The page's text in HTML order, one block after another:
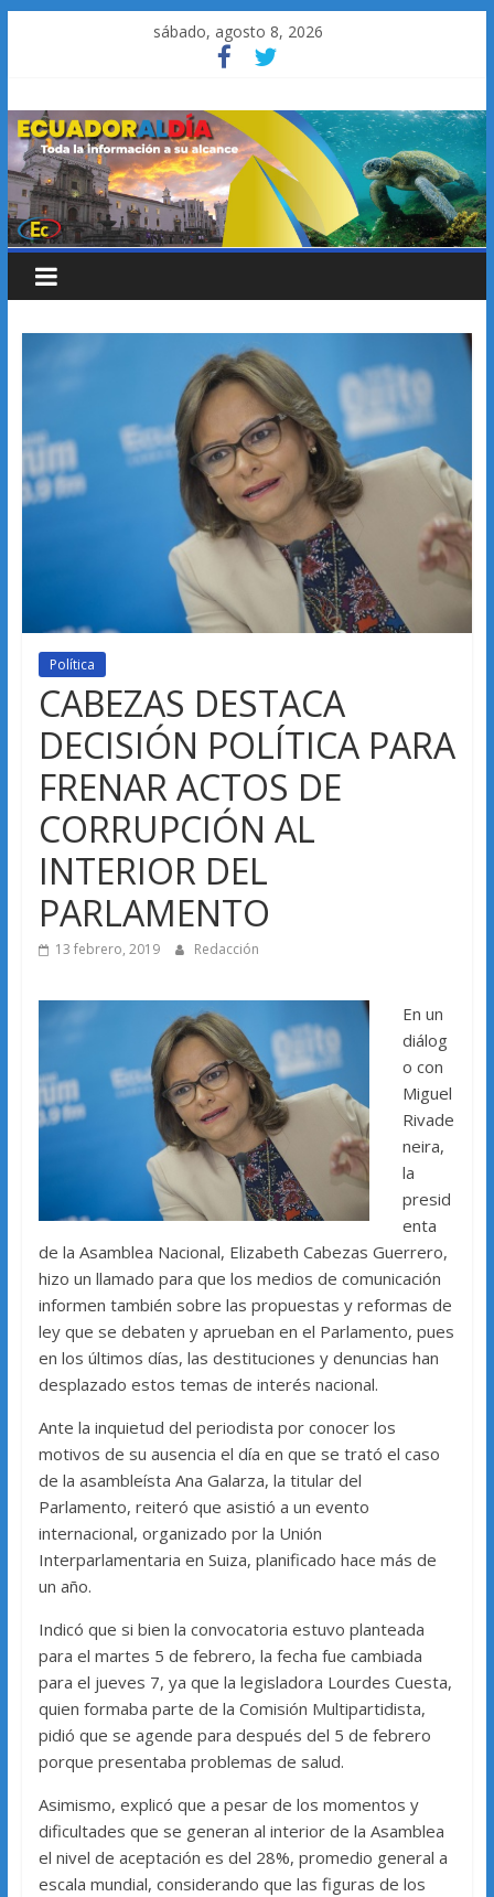
sábado, agosto 8, 2026
Política
CABEZAS DESTACA
DECISIÓN POLÍTICA PARA
FRENAR ACTOS DE
CORRUPCIÓN AL
INTERIOR DEL
PARLAMENTO
13 febrero, 2019 Redacción
En un
diálog
o con
Miguel
Rivade
neira,
la
presid
enta
de la Asamblea Nacional, Elizabeth Cabezas Guerrero,
hizo un llamado para que los medios de comunicación
informen también sobre las propuestas y reformas de
ley que se debaten y aprueban en el Parlamento, pues
en los últimos días, las destituciones y denuncias han
desplazado estos temas de interés nacional.
Ante la inquietud del periodista por conocer los
motivos de su ausencia el día en que se trató el caso
de la asambleísta Ana Galarza, la titular del
Parlamento, reiteró que asistió a un evento
internacional, organizado por la Unión
Interparlamentaria en Suiza, planificado hace más de
un año.
Indicó que si bien la convocatoria estuvo planteada
para el martes 5 de febrero, la fecha fue cambiada
para el jueves 7, ya que la legisladora Lourdes Cuesta,
quien formaba parte de la Comisión Multipartidista,
pidió que se agende para después del 5 de febrero
porque presentaba problemas de salud.
Asimismo, explicó que a pesar de los momentos y
dificultades que se generan al interior de la Asamblea
el nivel de aceptación es del 28%, promedio general a
escala mundial, considerando que las figuras de los